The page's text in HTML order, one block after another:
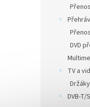
DVD
TV a
DVB-T/